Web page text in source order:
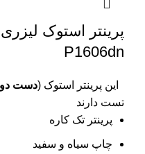
P1606dn
این پرینتر استوک (دست
تست دارند
پرینتر تک کاره
چاپ سیاه و سفید